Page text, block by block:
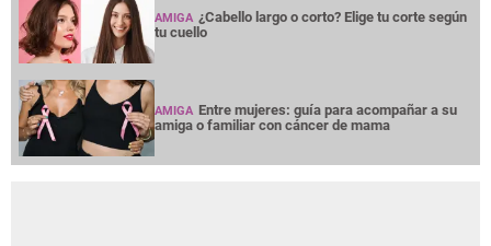
AMIGA ¿Cabello largo o corto? Elige tu corte según
tu cuello
AMIGA Entre mujeres: guía para acompañar a su
amiga o familiar con cáncer de mama